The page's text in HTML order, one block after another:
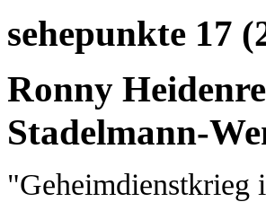
sehepunkte 17
Ronny
Stadelmann-
"Geheimdienstkrieg